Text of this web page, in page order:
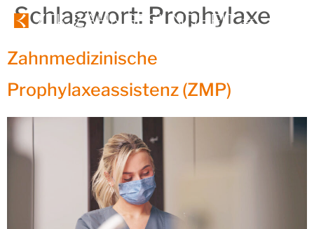
Schlagwort: Prophylaxe
Zahnmedizinische
Prophylaxeassistenz (ZMP)